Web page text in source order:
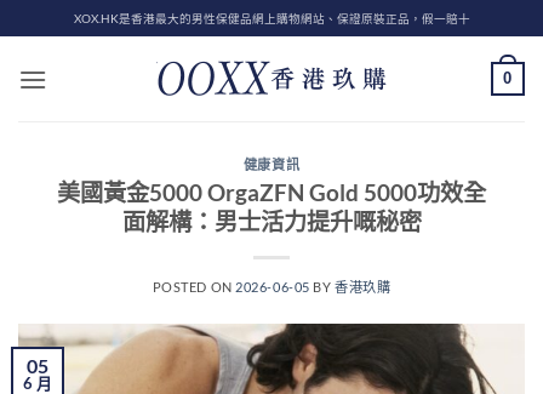
to
content
XOX.HK是香港最大的男性保健品網上購物網站、保證原裝正品，假一賠十
0
健康資訊
美國黃金5000 OrgaZFN Gold 5000功效全
面解構：男士活力提升嘅秘密
POSTED ON 2026-06-05 BY香港玖購
05
6 月